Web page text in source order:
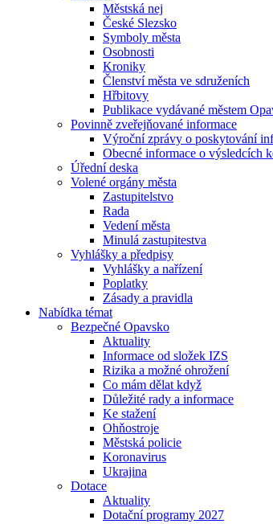
Městská nej
České Slezsko
Symboly města
Osobnosti
Kroniky
Členství města ve sdruženích
Hřbitovy
Publikace vydávané městem
Povinně zveřejňované informace
Výroční zprávy o poskytování
Obecné informace o výsledcích
Úřední deska
Volené orgány města
Zastupitelstvo
Rada
Vedení města
Minulá zastupitestva
Vyhlášky a předpisy
Vyhlášky a nařízení
Poplatky
Zásady a pravidla
Nabídka témat
Bezpečné Opavsko
Aktuality
Informace od složek IZS
Rizika a možné ohrožení
Co mám dělat když
Důležité rady a informace
Ke stažení
Ohňostroje
Městská policie
Koronavirus
Ukrajina
Dotace
Aktuality
Dotační programy 2027